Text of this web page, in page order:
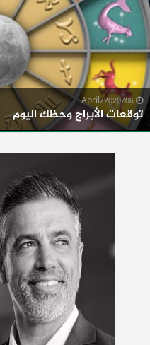
توقعات الأبراج وحظك اليوم